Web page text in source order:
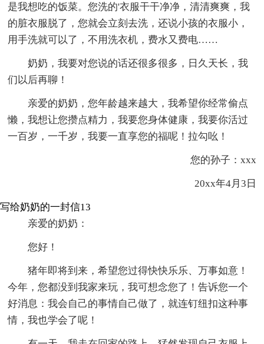
是我想吃的饭菜。您洗的'衣服干干净净，清清爽爽，我
的脏衣服脱了，您就会立刻去洗，还说小孩的衣服小，
用手洗就可以了，不用洗衣机，费水又费电……
奶奶，我要对您说的话还很多很多，日久天长，我
们以后再聊！
亲爱的奶奶，您年龄越来越大，我希望你经常偷点
懒，我想让您攒点精力，我要您身体健康，我要你活过
一百岁，一千岁，我要一直享您的福呢！拉勾吆！
您的孙子：xxx
20xx年4月3日
写给奶奶的一封信13
亲爱的奶奶：
您好！
猪年即将到来，希望您过得快快乐乐、万事如意！
今年，您都没到我家来玩，我可想念您了！告诉您一个
好消息：我会自己的事情自己做了，就连钉纽扣这种事
情，我也学会了呢！